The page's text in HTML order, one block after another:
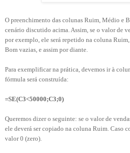
O preenchimento das colunas Ruim, Médio e
cenário discutido acima. Assim, se o valor de
por exemplo, ele será repetido na coluna
Bom vazias, e assim por diante.
Para exemplificar na prática, devemos ir à
fórmula será construída:
=SE(C3<50000;C3;0)
Queremos dizer o seguinte: se o valor de
ele deverá ser copiado na coluna Ruim. Caso
valor 0 (zero).